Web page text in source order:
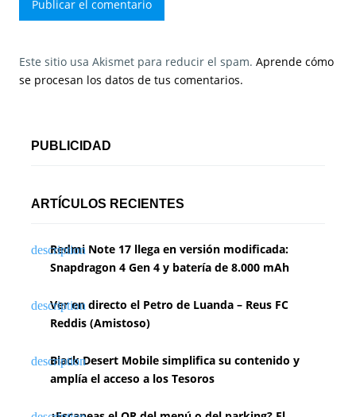
Este sitio usa Akismet para reducir el spam. Aprende cómo
se procesan los datos de tus comentarios.
PUBLICIDAD
ARTÍCULOS RECIENTES
Redmi Note 17 llega en versión modificada:
Snapdragon 4 Gen 4 y batería de 8.000 mAh
Ver en directo el Petro de Luanda – Reus FC
Reddis (Amistoso)
Black Desert Mobile simplifica su contenido y
amplía el acceso a los Tesoros